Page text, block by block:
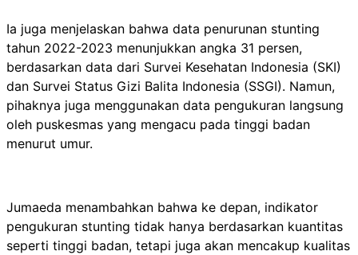
Ia juga menjelaskan bahwa data penurunan stunting
tahun 2022-2023 menunjukkan angka 31 persen,
berdasarkan data dari Survei Kesehatan Indonesia (SKI)
dan Survei Status Gizi Balita Indonesia (SSGI). Namun,
pihaknya juga menggunakan data pengukuran langsung
oleh puskesmas yang mengacu pada tinggi badan
menurut umur.
Jumaeda menambahkan bahwa ke depan, indikator
pengukuran stunting tidak hanya berdasarkan kuantitas
seperti tinggi badan, tetapi juga akan mencakup kualitas